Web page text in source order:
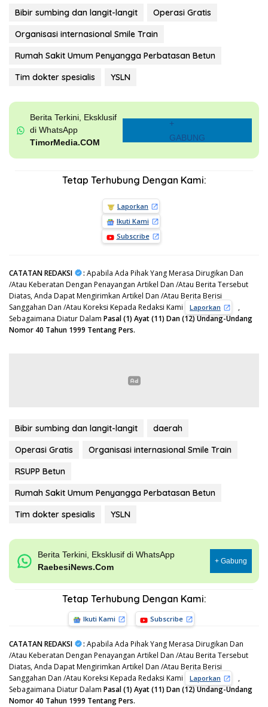
Bibir sumbing dan langit-langit
Operasi Gratis
Organisasi internasional Smile Train
Rumah Sakit Umum Penyangga Perbatasan Betun
Tim dokter spesialis
YSLN
Berita Terkini, Eksklusif
di WhatsApp
TimorMedia.COM
+
GABUNG
Tetap Terhubung Dengan Kami:
Laporkan
Ikuti Kami
Subscribe
CATATAN REDAKSI : Apabila Ada Pihak Yang Merasa Dirugikan Dan
/Atau Keberatan Dengan Penayangan Artikel Dan /Atau Berita Tersebut
Diatas, Anda Dapat Mengirimkan Artikel Dan /Atau Berita Berisi
Sanggahan Dan /Atau Koreksi Kepada Redaksi Kami
Laporkan
,
Sebagaimana Diatur Dalam Pasal (1) Ayat (11) Dan (12) Undang-Undang
Nomor 40 Tahun 1999 Tentang Pers.
Bibir sumbing dan langit-langit
daerah
Operasi Gratis
Organisasi internasional Smile Train
RSUPP Betun
Rumah Sakit Umum Penyangga Perbatasan Betun
Tim dokter spesialis
YSLN
Berita Terkini, Eksklusif di WhatsApp
RaebesiNews.Com
+ Gabung
Tetap Terhubung Dengan Kami:
Ikuti Kami Subscribe
CATATAN REDAKSI : Apabila Ada Pihak Yang Merasa Dirugikan Dan
/Atau Keberatan Dengan Penayangan Artikel Dan /Atau Berita Tersebut
Diatas, Anda Dapat Mengirimkan Artikel Dan /Atau Berita Berisi
Sanggahan Dan /Atau Koreksi Kepada Redaksi Kami
Laporkan
,
Sebagaimana Diatur Dalam Pasal (1) Ayat (11) Dan (12) Undang-Undang
Nomor 40 Tahun 1999 Tentang Pers.